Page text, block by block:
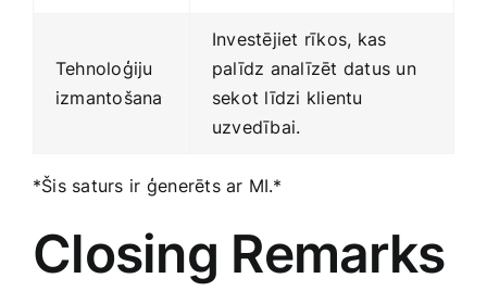
Tehnoloģiju
izmantošana
Investējiet rīkos, kas
palīdz analīzēt datus un
sekot līdzi ‌klientu
uzvedībai.
*Šis saturs ir ⁤ģenerēts ar MI.*
Closing Remarks